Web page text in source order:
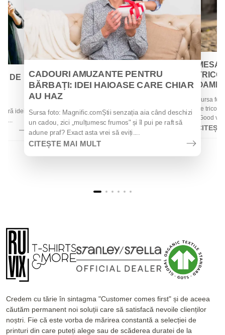
DE
idei
CADOURI AMUZANTE PENTRU
BĂRBAȚI: IDEI HAIOASE CARE CHIAR
AU HAZ
Sursa foto: Magnific.comȘtii senzația aia când deschizi
un cadou, zici „mulțumesc frumos" și îl pui pe raft să
adune praf? Exact asta vrei să eviți....
CITEȘTE MAI MULT
Sursa
de
„Good
Credem cu tărie în sintagma "Customer comes first" și de aceea
căutăm permanent noi soluții care să satisfacă nevoile clienților
noștri. Fie că este vorba de mărirea constantă a selecției de
printuri din care puteți alege sau de scăderea duratei de la